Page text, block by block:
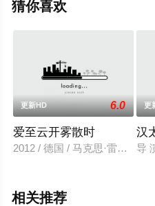
猜你喜欢
更新HD 6.0
爱至云开雾散时
2012 / 德国 / 马克思·雷迈特,安
更
汉
导
相关推荐